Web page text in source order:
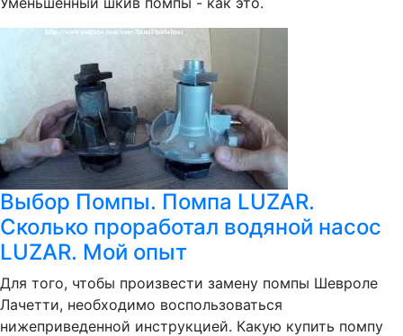
Выбор Помпы. Помпа LUZAR.
Сколько проработал водяной насос
LUZAR. Мой опыт
Для того, чтобы произвести замену помпы Шевроле
Лачетти, необходимо воспользоваться
нижеприведенной инструкцией. Какую купить помпу